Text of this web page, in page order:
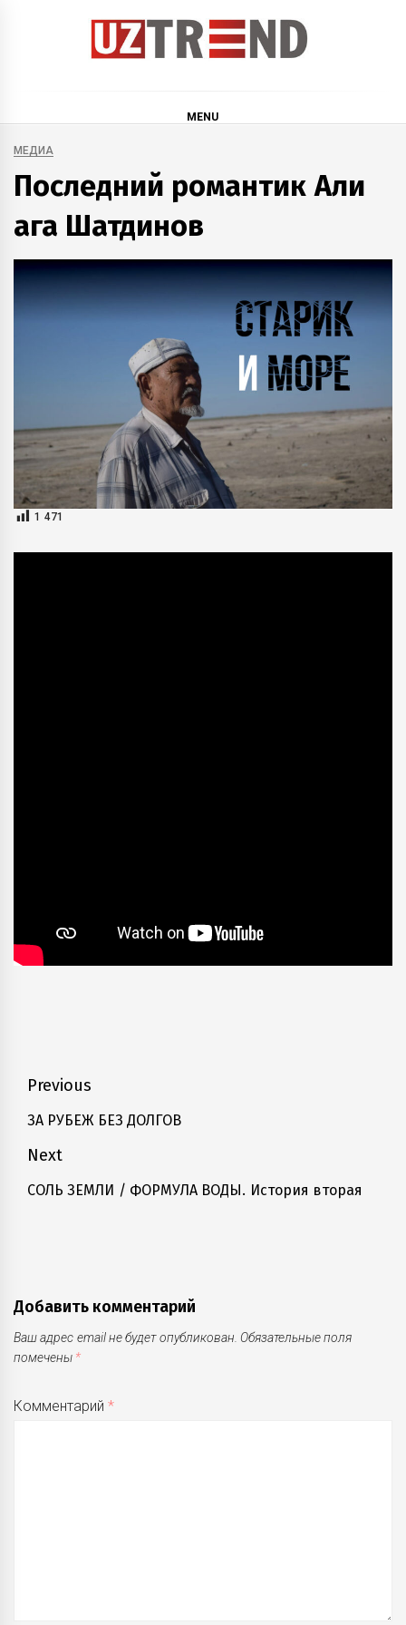
MENU
МЕДИА
Последний романтик Али
ага Шатдинов
1 471
Навигация
по
записям
Previous
Previous
ЗА РУБЕЖ БЕЗ ДОЛГОВ
Next
Next
CОЛЬ ЗЕМЛИ / ФОРМУЛА ВОДЫ. История вторая
Добавить комментарий
Ваш адрес email не будет опубликован. Обязательные поля
помечены *
Комментарий*